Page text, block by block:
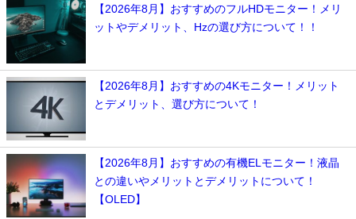
【2026年8月】おすすめのフルHDモニター！メリ
ットやデメリット、Hzの選び方について！！
【2026年8月】おすすめの4Kモニター！メリット
とデメリット、選び方について！
【2026年8月】おすすめの有機ELモニター！液晶
との違いやメリットとデメリットについて！
【OLED】